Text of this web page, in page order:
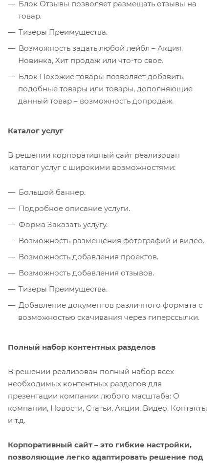
Блок Отзывы позволяет размещать отзывы на
товар.
Тизеры Преимущества.
Возможность задать любой лейбл – Акция,
Новинка, Хит продаж или что-то своё.
Блок Похожие товары позволяет добавить
подобные товары или товары, дополняющие
данный товар – возможность допродаж.
Каталог услуг
В решении корпоративный сайт реализован
каталог услуг с широкими возможностями:
Большой баннер.
Подробное описание услуги.
Форма Заказать услугу.
Возможность размещения фотографий и видео.
Возможность добавления проектов.
Возможность добавления отзывов.
Тизеры Преимущества.
Добавление документов различного формата с
возможностью скачивания через гиперссылки.
Полный набор контентных разделов
В решении реализован полный набор всех
необходимых контентных разделов для
презентации компании любого масштаба: О
компании, Новости, Статьи, Акции, Видео, Контакты
и т.д.
Корпоративный сайт – это гибкие настройки,
позволяющие легко адаптировать решение под